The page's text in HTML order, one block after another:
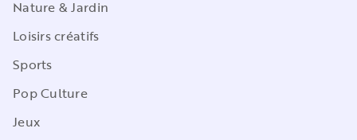
Nature & Jardin
Loisirs créatifs
Sports
Pop Culture
Jeux